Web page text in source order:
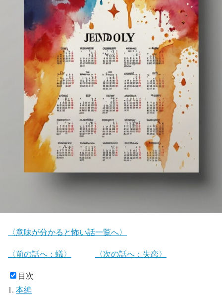
〈意味が分かると怖い話一覧へ〉
〈前の話へ：蟻〉 〈次の話へ：失恋〉
目次
本編